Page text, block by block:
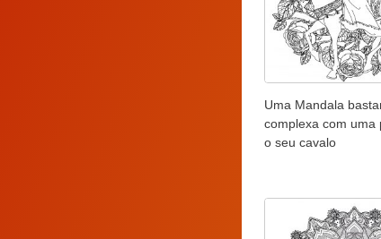
Uma Mandala
complexa com uma
o seu cavalo